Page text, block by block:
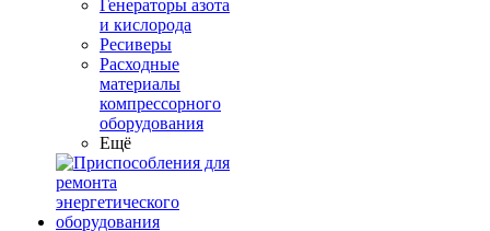
Генераторы азота
и кислорода
Ресиверы
Расходные
материалы
компрессорного
оборудования
Ещё